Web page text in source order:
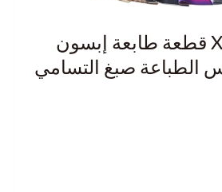
XF-H1301X 1 قطعة طابعة إبسون